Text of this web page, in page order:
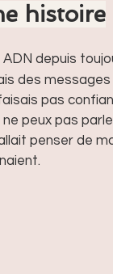
histoire
depuis
des messages
pas
ne peux pas
penser de